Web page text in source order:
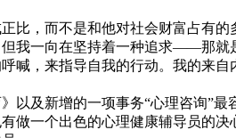
，而不是和他对社会财富占有的
我一向在坚持着一种追求——那就
，来指导自我的行动。我的来
及新增的一项事务“心理咨询”
做一个出色的心理健康辅导员的